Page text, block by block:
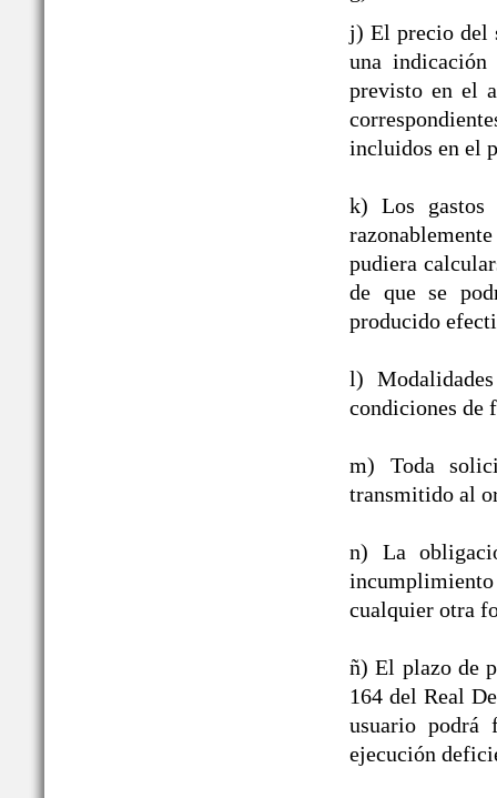
j) El precio del
una
previsto en el
incluidos en el
k) Los gastos
pudiera
de que se
producido
l)
condiciones de
m) Toda
transmitido al
n) La
cualquier otra
ñ) El plazo de
164 del Real
usuario podrá
ejecución